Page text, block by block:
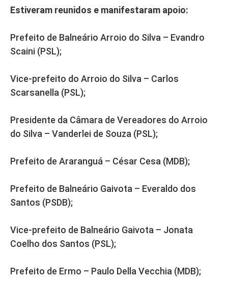
Estiveram reunidos e manifestaram apoio:
Prefeito de Balneário Arroio do Silva – Evandro
Scaini (PSL);
Vice-prefeito do Arroio do Silva – Carlos
Scarsanella (PSL);
Presidente da Câmara de Vereadores do Arroio
do Silva – Vanderlei de Souza (PSL);
Prefeito de Araranguá – César Cesa (MDB);
Prefeito de Balneário Gaivota – Everaldo dos
Santos (PSDB);
Vice-prefeito de Balneário Gaivota – Jonata
Coelho dos Santos (PSL);
Prefeito de Ermo – Paulo Della Vecchia (MDB);